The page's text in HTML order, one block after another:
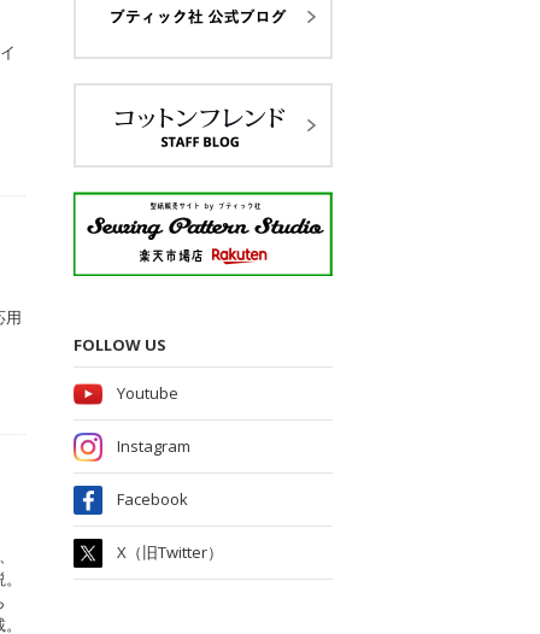
用
FOLLOW US
Youtube
Instagram
Facebook
X（旧Twitter）